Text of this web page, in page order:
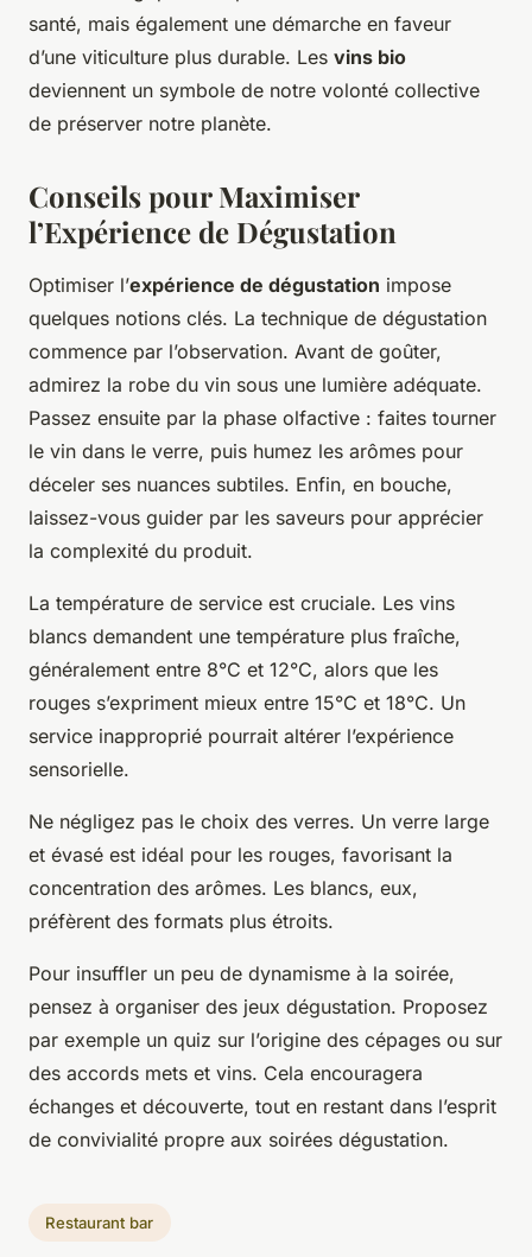
santé, mais également une démarche en faveur
d’une viticulture plus durable. Les vins bio
deviennent un symbole de notre volonté collective
de préserver notre planète.
Conseils pour Maximiser
l’Expérience de Dégustation
Optimiser l’expérience de dégustation impose
quelques notions clés. La technique de dégustation
commence par l’observation. Avant de goûter,
admirez la robe du vin sous une lumière adéquate.
Passez ensuite par la phase olfactive : faites tourner
le vin dans le verre, puis humez les arômes pour
déceler ses nuances subtiles. Enfin, en bouche,
laissez-vous guider par les saveurs pour apprécier
la complexité du produit.
La température de service est cruciale. Les vins
blancs demandent une température plus fraîche,
généralement entre 8°C et 12°C, alors que les
rouges s’expriment mieux entre 15°C et 18°C. Un
service inapproprié pourrait altérer l’expérience
sensorielle.
Ne négligez pas le choix des verres. Un verre large
et évasé est idéal pour les rouges, favorisant la
concentration des arômes. Les blancs, eux,
préfèrent des formats plus étroits.
Pour insuffler un peu de dynamisme à la soirée,
pensez à organiser des jeux dégustation. Proposez
par exemple un quiz sur l’origine des cépages ou sur
des accords mets et vins. Cela encouragera
échanges et découverte, tout en restant dans l’esprit
de convivialité propre aux soirées dégustation.
Restaurant bar